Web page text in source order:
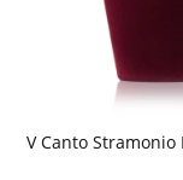
V Canto